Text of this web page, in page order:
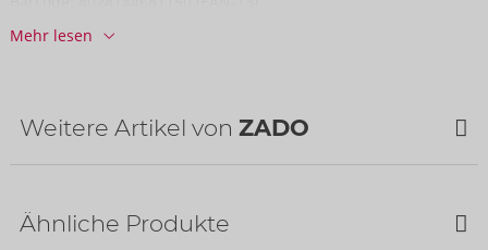
Zolltarifnummer:
Mehr lesen
Weitere Artikel von ZADO
Ähnliche Produkte